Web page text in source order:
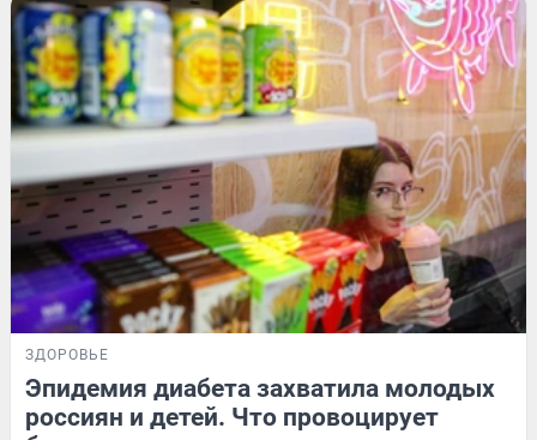
ЗДОРОВЬЕ
Эпидемия диабета захватила молодых
россиян и детей. Что провоцирует